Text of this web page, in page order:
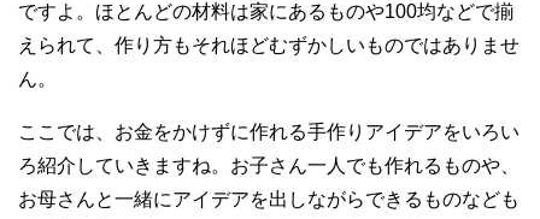
ですよ。ほとんどの材料は家にあるものや100均などで揃
えられて、作り方もそれほどむずかしいものではありませ
ん。
ここでは、お金をかけずに作れる手作りアイデアをいろい
ろ紹介していきますね。お子さん一人でも作れるものや、
お母さんと一緒にアイデアを出しながらできるものなども